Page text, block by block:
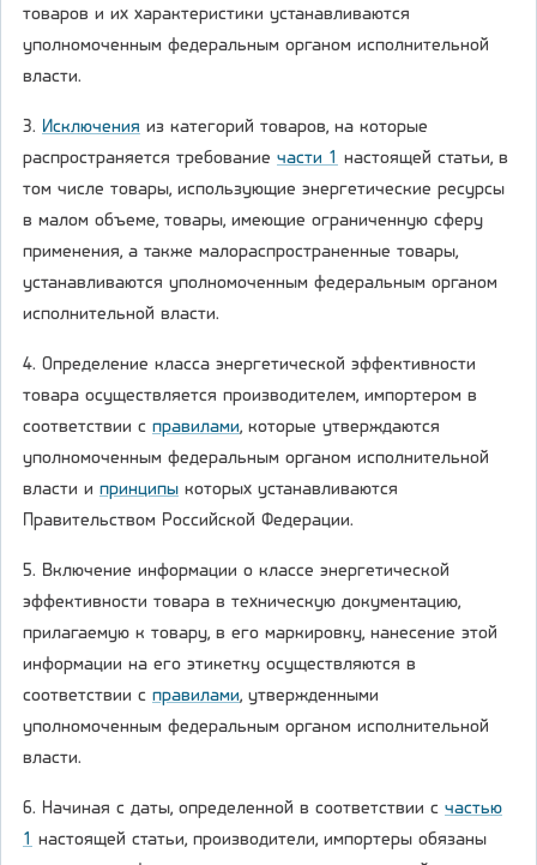
товаров и их характеристики устанавливаются
уполномоченным федеральным органом исполнительной
власти.
3. Исключения из категорий товаров, на которые
распространяется требование части 1 настоящей статьи, в
том числе товары, использующие энергетические ресурсы
в малом объеме, товары, имеющие ограниченную сферу
применения, а также малораспространенные товары,
устанавливаются уполномоченным федеральным органом
исполнительной власти.
4. Определение класса энергетической эффективности
товара осуществляется производителем, импортером в
соответствии с правилами, которые утверждаются
уполномоченным федеральным органом исполнительной
власти и принципы которых устанавливаются
Правительством Российской Федерации.
5. Включение информации о классе энергетической
эффективности товара в техническую документацию,
прилагаемую к товару, в его маркировку, нанесение этой
информации на его этикетку осуществляются в
соответствии с правилами, утвержденными
уполномоченным федеральным органом исполнительной
власти.
6. Начиная с даты, определенной в соответствии с частью
1 настоящей статьи, производители, импортеры обязаны